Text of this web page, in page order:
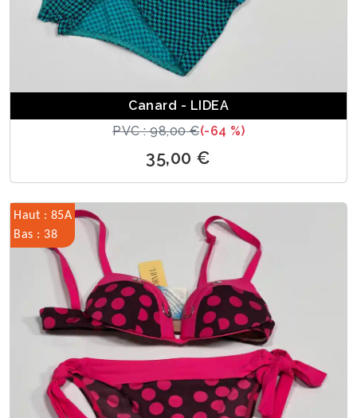
Canard - LIDEA
PVC : 98,00 €(-64 %)
35,00 €
Haut : 85A
Bas : 38